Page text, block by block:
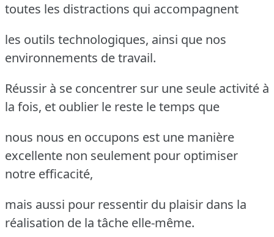
toutes les distractions qui accompagnent
les outils technologiques, ainsi que nos
environnements de travail.
Réussir à se concentrer sur une seule activité à
la fois, et oublier le reste le temps que
nous nous en occupons est une manière
excellente non seulement pour optimiser
notre efficacité,
mais aussi pour ressentir du plaisir dans la
réalisation de la tâche elle-même.